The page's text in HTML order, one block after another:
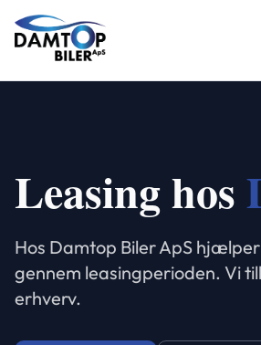
Leasing hos
Hos Damtop Biler ApS
gennem leasingperioden. Vi
erhverv.